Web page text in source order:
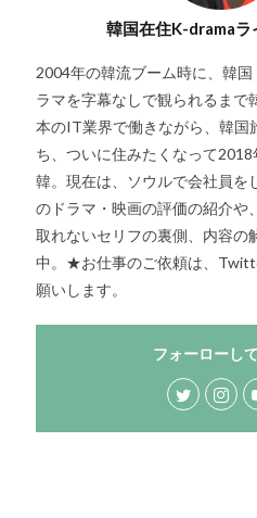
韓国在住K-dramaラ
2004年の韓流ブーム時に、韓
ラマを字幕なしで観られるまで
本のIT業界で働きながら、韓国
ち、ついに住みたくなって
韓。現在は、ソウルで会社員を
のドラマ・映画の評価の紹介や
取れないセリフの裏側、内容の
中。★お仕事のご依頼は、
願いします。
フォーローし